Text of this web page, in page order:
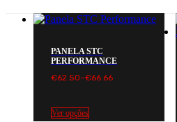
PANELA STC
PERFORMANCE
€62.50–€66.66
Price
through
€66.66€81.99
Ver opções